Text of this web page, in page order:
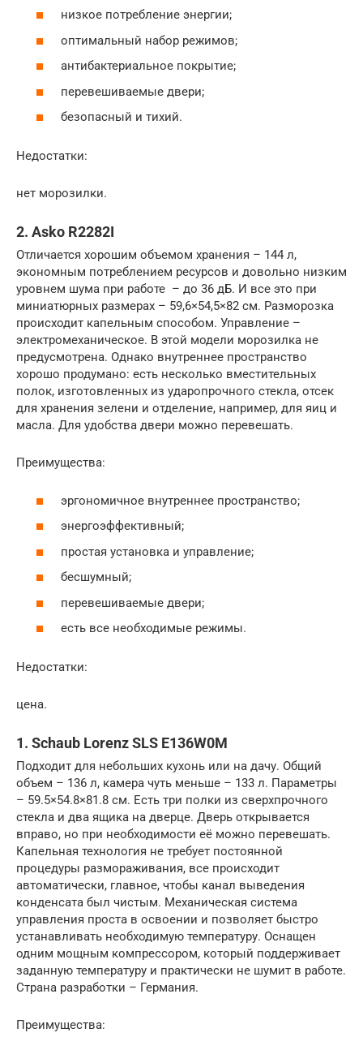
низкое потребление энергии;
оптимальный набор режимов;
антибактериальное покрытие;
перевешиваемые двери;
безопасный и тихий.
Недостатки:
нет морозилки.
2. Asko R2282I
Отличается хорошим объемом хранения – 144 л,
экономным потреблением ресурсов и довольно низким
уровнем шума при работе – до 36 дБ. И все это при
миниатюрных размерах – 59,6×54,5×82 см. Разморозка
происходит капельным способом. Управление –
электромеханическое. В этой модели морозилка не
предусмотрена. Однако внутреннее пространство
хорошо продумано: есть несколько вместительных
полок, изготовленных из ударопрочного стекла, отсек
для хранения зелени и отделение, например, для яиц и
масла. Для удобства двери можно перевешать.
Преимущества:
эргономичное внутреннее пространство;
энергоэффективный;
простая установка и управление;
бесшумный;
перевешиваемые двери;
есть все необходимые режимы.
Недостатки:
цена.
1. Schaub Lorenz SLS E136W0M
Подходит для небольших кухонь или на дачу. Общий
объем – 136 л, камера чуть меньше – 133 л. Параметры
– 59.5×54.8×81.8 см. Есть три полки из сверхпрочного
стекла и два ящика на дверце. Дверь открывается
вправо, но при необходимости её можно перевешать.
Капельная технология не требует постоянной
процедуры размораживания, все происходит
автоматически, главное, чтобы канал выведения
конденсата был чистым. Механическая система
управления проста в освоении и позволяет быстро
устанавливать необходимую температуру. Оснащен
одним мощным компрессором, который поддерживает
заданную температуру и практически не шумит в работе.
Страна разработки – Германия.
Преимущества: